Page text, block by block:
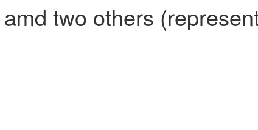
two others